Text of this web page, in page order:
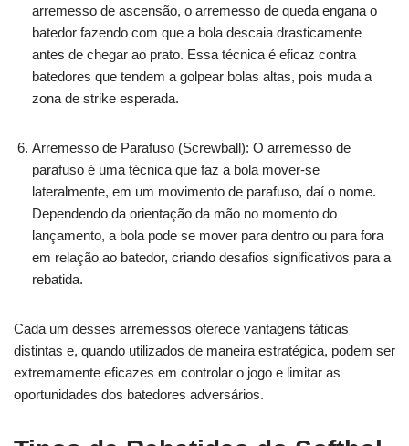
arremesso de ascensão, o arremesso de queda engana o
batedor fazendo com que a bola descaia drasticamente
antes de chegar ao prato. Essa técnica é eficaz contra
batedores que tendem a golpear bolas altas, pois muda a
zona de strike esperada.
Arremesso de Parafuso (Screwball): O arremesso de
parafuso é uma técnica que faz a bola mover-se
lateralmente, em um movimento de parafuso, daí o nome.
Dependendo da orientação da mão no momento do
lançamento, a bola pode se mover para dentro ou para fora
em relação ao batedor, criando desafios significativos para a
rebatida.
Cada um desses arremessos oferece vantagens táticas
distintas e, quando utilizados de maneira estratégica, podem ser
extremamente eficazes em controlar o jogo e limitar as
oportunidades dos batedores adversários.